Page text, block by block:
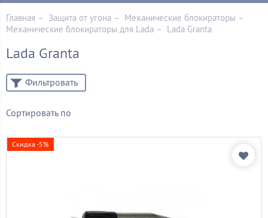
Главная – Защита от угона – Механические блoкираторы –
Механические блокираторы для Lada – Lada Granta
Lada Granta
Сортировать по
Скидка -5%
Бренд
Гарант
Фильтровать